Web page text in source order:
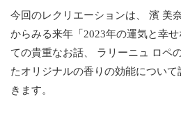
今回のレクリエーションは、 濱 美
からみる来年「2023年の運気と幸
ての貴重なお話、 ラリーニュ ロペ
たオリジナルの香りの効能につい
きます。